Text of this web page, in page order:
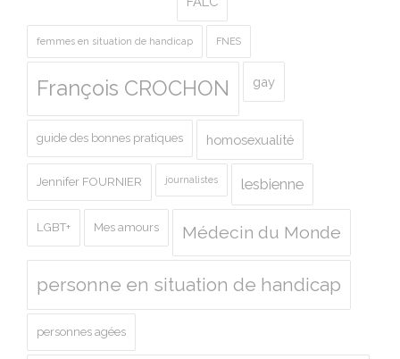
femmes en situation de handicap FNES
François CROCHON gay
guide des bonnes pratiques homosexualité
Jennifer FOURNIER journalistes lesbienne
LGBT+ Mes amours Médecin du Monde
personne en situation de handicap
personnes agées